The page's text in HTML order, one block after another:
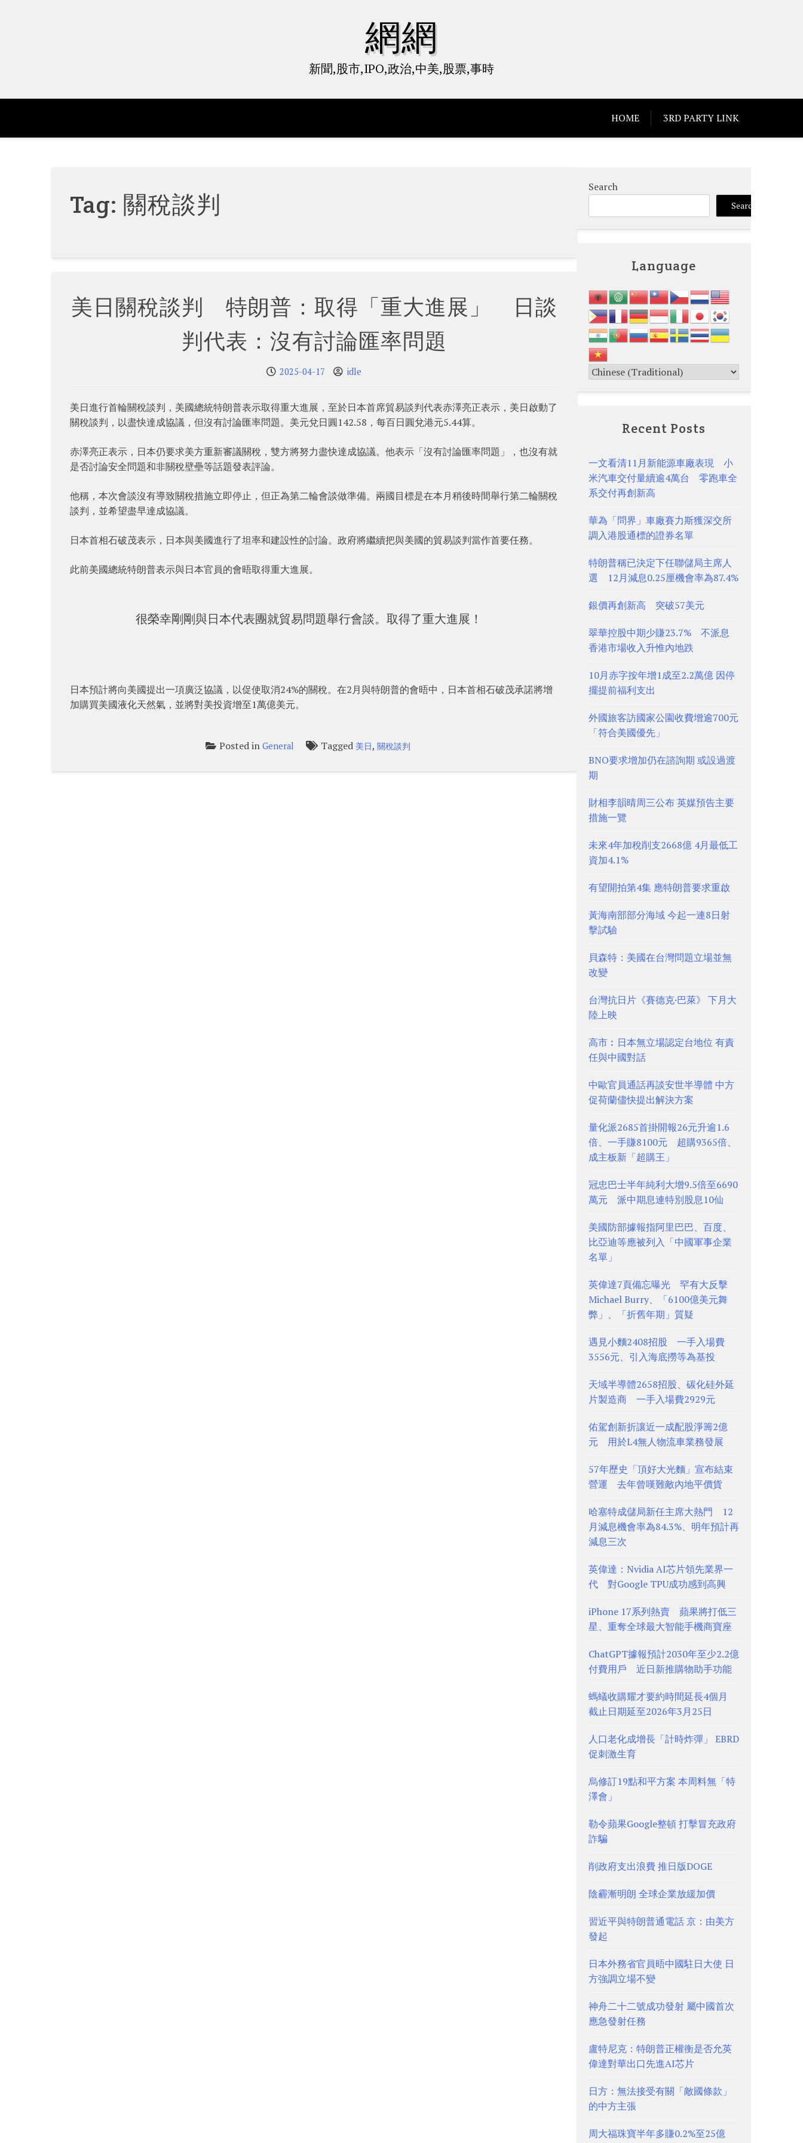
網網
新聞,股市,IPO,政治,中美,股票,事時
HOME 3RD PARTY LINK
Tag: 關稅談判
美日關稅談判 特朗普：取得「重大進展」 日談
判代表：沒有討論匯率問題
2025-04-17 idle
美日進行首輪關稅談判，美國總統特朗普表示取得重大進展，至於日本首席貿易談判代表赤澤亮正表示，美日啟動了
關稅談判，以盡快達成協議，但沒有討論匯率問題。美元兌日圓142.58，每百日圓兌港元5.44算。
赤澤亮正表示，日本仍要求美方重新審議關稅，雙方將努力盡快達成協議。他表示「沒有討論匯率問題」，也沒有就
是否討論安全問題和非關稅壁壘等話題發表評論。
他稱，本次會談沒有導致關稅措施立即停止，但正為第二輪會談做準備。兩國目標是在本月稍後時間舉行第二輪關稅
談判，並希望盡早達成協議。
日本首相石破茂表示，日本與美國進行了坦率和建設性的討論。政府將繼續把與美國的貿易談判當作首要任務。
此前美國總統特朗普表示與日本官員的會晤取得重大進展。
很榮幸剛剛與日本代表團就貿易問題舉行會談。取得了重大進展！
日本預計將向美國提出一項廣泛協議，以促使取消24%的關稅。在2月與特朗普的會晤中，日本首相石破茂承諾將增
加購買美國液化天然氣，並將對美投資增至1萬億美元。
Posted inGeneral Tagged 美日,關稅談判
Search
Search
Language
Recent Posts
一文看清11月新能源車廠表現 小
米汽車交付量續逾4萬台 零跑車全
系交付再創新高
華為「問界」車廠賽力斯獲深交所
調入港股通標的證券名單
特朗普稱已決定下任聯儲局主席人
選 12月減息0.25厘機會率為87.4%
銀價再創新高 突破57美元
翠華控股中期少賺23.7% 不派息
香港市場收入升惟內地跌
10月赤字按年增1成至2.2萬億 因停
擺提前福利支出
外國旅客訪國家公園收費增逾700元
「符合美國優先」
BNO要求增加仍在諮詢期 或設過渡
期
財相李韻晴周三公布 英媒預告主要
措施一覽
未來4年加稅削支2668億 4月最低工
資加4.1%
有望開拍第4集 應特朗普要求重啟
黃海南部部分海域 今起一連8日射
擊試驗
貝森特：美國在台灣問題立場並無
改變
台灣抗日片《賽德克·巴萊》 下月大
陸上映
高市︰日本無立場認定台地位 有責
任與中國對話
中歐官員通話再談安世半導體 中方
促荷蘭儘快提出解決方案
量化派2685首掛開報26元升逾1.6
倍、一手賺8100元 超購9365倍、
成主板新「超購王」
冠忠巴士半年純利大增9.5倍至6690
萬元 派中期息連特別股息10仙
美國防部據報指阿里巴巴、百度、
比亞迪等應被列入「中國軍事企業
名單」
英偉達7頁備忘曝光 罕有大反擊
Michael Burry、「6100億美元舞
弊」、「折舊年期」質疑
遇見小麵2408招股 一手入場費
3556元、引入海底撈等為基投
天域半導體2658招股、碳化硅外延
片製造商 一手入場費2929元
佑駕創新折讓近一成配股淨籌2億
元 用於L4無人物流車業務發展
57年歷史「頂好大光麵」宣布結束
營運 去年曾嘆難敵內地平價貨
哈塞特成儲局新任主席大熱門 12
月減息機會率為84.3%、明年預計再
減息三次
英偉達：Nvidia AI芯片領先業界一
代 對Google TPU成功感到高興
iPhone 17系列熱賣 蘋果將打低三
星、重奪全球最大智能手機商寶座
ChatGPT據報預計2030年至少2.2億
付費用戶 近日新推購物助手功能
螞蟻收購耀才要約時間延長4個月
截止日期延至2026年3月25日
人口老化成增長「計時炸彈」 EBRD
促刺激生育
烏修訂19點和平方案 本周料無「特
澤會」
勒令蘋果Google整頓 打擊冒充政府
詐騙
削政府支出浪費 推日版DOGE
陰霾漸明朗 全球企業放緩加價
習近平與特朗普通電話 京：由美方
發起
日本外務省官員晤中國駐日大使 日
方強調立場不變
神舟二十二號成功發射 屬中國首次
應急發射任務
盧特尼克：特朗普正權衡是否允英
偉達對華出口先進AI芯片
日方：無法接受有關「敵國條款」
的中方主張
周大福珠寶半年多賺0.2%至25億